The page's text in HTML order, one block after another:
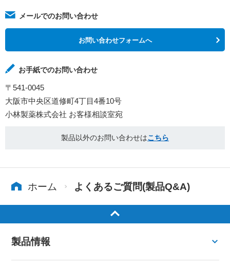
メールでのお問い合わせ
お問い合わせフォームへ
お手紙でのお問い合わせ
〒541-0045
大阪市中央区道修町4丁目4番10号
小林製薬株式会社 お客様相談室宛
製品以外のお問い合わせはこちら
ホーム よくあるご質問(製品Q&A)
製品情報